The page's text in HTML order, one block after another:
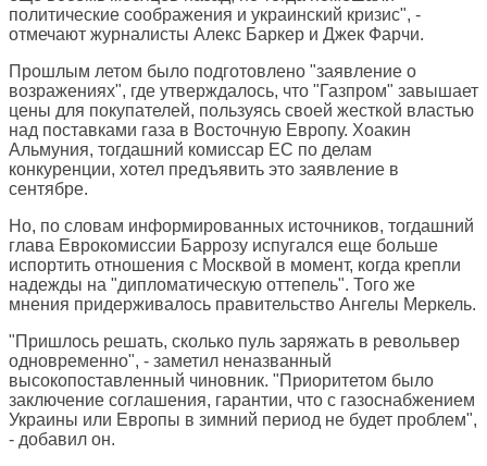
политические соображения и украинский кризис", -
отмечают журналисты Алекс Баркер и Джек Фарчи.
Прошлым летом было подготовлено "заявление о
возражениях", где утверждалось, что "Газпром" завышает
цены для покупателей, пользуясь своей жесткой властью
над поставками газа в Восточную Европу. Хоакин
Альмуния, тогдашний комиссар ЕС по делам
конкуренции, хотел предъявить это заявление в
сентябре.
Но, по словам информированных источников, тогдашний
глава Еврокомиссии Баррозу испугался еще больше
испортить отношения с Москвой в момент, когда крепли
надежды на "дипломатическую оттепель". Того же
мнения придерживалось правительство Ангелы Меркель.
"Пришлось решать, сколько пуль заряжать в револьвер
одновременно", - заметил неназванный
высокопоставленный чиновник. "Приоритетом было
заключение соглашения, гарантии, что с газоснабжением
Украины или Европы в зимний период не будет проблем",
- добавил он.